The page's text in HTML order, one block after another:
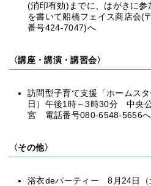
(消印有効)までに、はがきに
を書いて船橋フェイス商店会
番号424-7047)へ
〈講座・講演・講習会〉
訪問型子育て支援「ホームス
日）午後1時～3時30分 中
宮 電話番号080-6548-5656へ
〈その他〉
浴衣deパーティー 8月24日